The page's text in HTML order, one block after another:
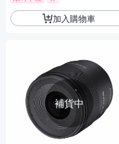
加入購物車
補貨中